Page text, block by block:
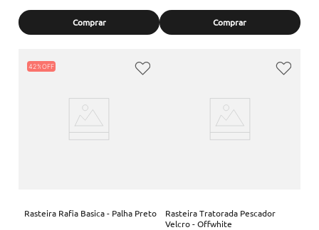
Comprar Comprar
42%
Rasteira Rafia Basica - Palha Preto
Rasteira Tratorada Pescador
Velcro - Offwhite